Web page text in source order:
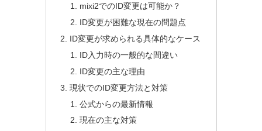
mixi2でのID変更は可能か？
ID変更が困難な現在の問題点
ID変更が求められる具体的なケース
ID入力時の一般的な間違い
ID変更の主な理由
現状でのID変更方法と対策
公式からの最新情報
現在の主な対策